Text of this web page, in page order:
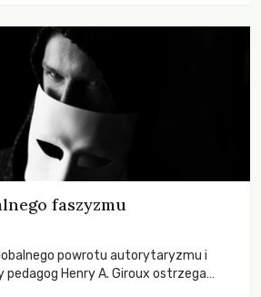
faszyzmu
powrotu autorytaryzmu i
Henry A. Giroux ostrzega